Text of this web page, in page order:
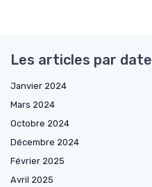
Les articles par date
Janvier 2024
Mars 2024
Octobre 2024
Décembre 2024
Février 2025
Avril 2025